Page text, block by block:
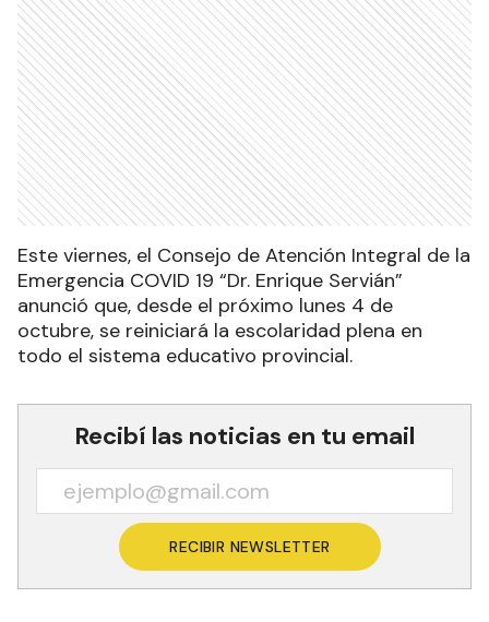
Este viernes, el Consejo de Atención Integral de la
Emergencia COVID 19 “Dr. Enrique Servián”
anunció que, desde el próximo lunes 4 de
octubre, se reiniciará la escolaridad plena en
todo el sistema educativo provincial.
Recibí las noticias en tu email
RECIBIR NEWSLETTER